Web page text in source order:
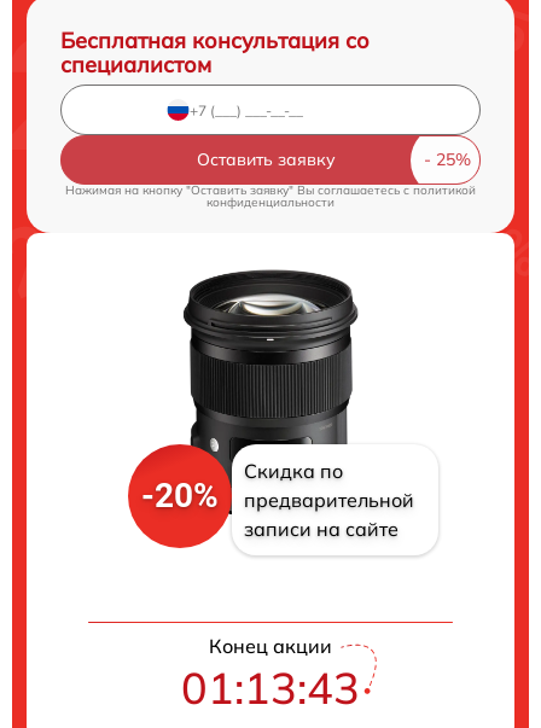
Бесплатная консультация со
специалистом
Оставить заявку
Нажимая на кнопку "Оставить заявку" Вы соглашаетесь c политикой
конфиденциальности
-20%
Скидка по
предварительной
записи на сайте
Конец акции
01:13:42